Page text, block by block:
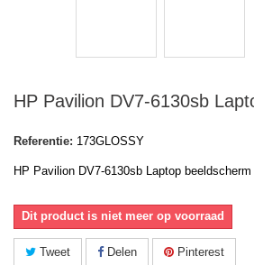
HP Pavilion DV7-6130sb
Referentie: 173GLOSSY
HP Pavilion DV7-6130sb Laptop
Dit product is niet meer op voorraad
Tweet Delen Pinterest